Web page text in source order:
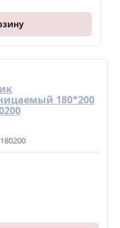
180*200